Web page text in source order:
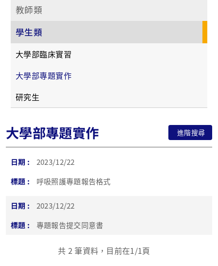
教師類
學生類
大學部臨床實習
大學部專題實作
研究生
大學部專題實作 進階搜尋
2023/12/22
呼吸照護專題報告格式
2023/12/22
專題報告提交同意書
共 2 筆資料，目前在1/1頁